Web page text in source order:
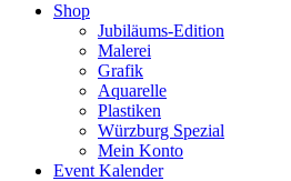
Shop
Jubiläums-Edition
Malerei
Grafik
Aquarelle
Plastiken
Würzburg Spezial
Mein Konto
Event Kalender